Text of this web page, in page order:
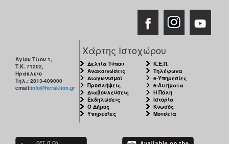
Αγίου Τίτου 1,
Τ.Κ. 71202,
Ηράκλειο
Τηλ.: 2813-409000
email:info@heraklion.gr
Χάρτης Ιστοχώρου
Δελτία Τύπου
Ανακοινώσεις
Διαγωνισμοί
Προσλήψεις
Διαβουλεύσεις
Εκδηλώσεις
Ο Δήμος
Υπηρεσίες
Κ.Ε.Π.
Τηλέφωνα
e-Υπηρεσίες
e-Αιτήματα
Η Πόλη
Ιστορία
Κνωσός
Μουσεία